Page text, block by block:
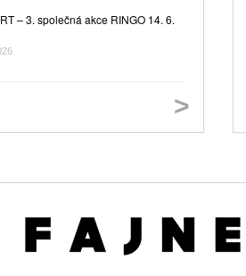
– 3. společná akce RINGO 14. 6.